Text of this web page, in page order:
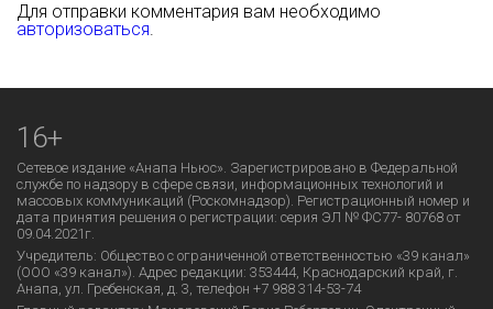
Для отправки комментария вам необходимо
авторизоваться.
16+
Сетевое издание «Анапа Ньюс». Зарегистрировано в Федеральной
службе по надзору в сфере связи, информационных технологий и
массовых коммуникаций (Роскомнадзор). Регистрационный номер и
дата принятия решения о регистрации: серия ЭЛ № ФС77- 80768 от
09.04.2021г.
Учредитель: Общество с ограниченной ответственностью «39 канал»
(ООО «39 канал»). Адрес редакции: 353444, Краснодарский край, г.
Анапа, ул. Гребенская, д. 3, телефон +7 988 314-53-74